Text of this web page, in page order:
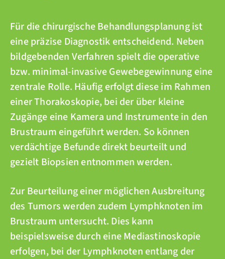
Für die chirurgische Behandlungsplanung ist
eine präzise Diagnostik entscheidend. Neben
bildgebenden Verfahren spielt die operative
bzw. minimal-invasive Gewebegewinnung eine
zentrale Rolle. Häufig erfolgt diese im Rahmen
einer Thorakoskopie, bei der über kleine
Zugänge eine Kamera und Instrumente in den
Brustraum eingeführt werden. So können
verdächtige Befunde direkt beurteilt und
gezielt Biopsien entnommen werden.
Zur Beurteilung einer möglichen Ausbreitung
des Tumors werden zudem Lymphknoten im
Brustraum untersucht. Dies kann
beispielsweise durch eine Mediastinoskopie
erfolgen, bei der Lymphknoten entlang der